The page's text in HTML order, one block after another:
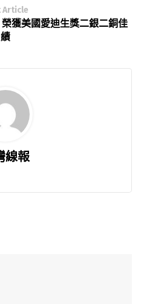
Article
獲美國愛迪生獎二銀二銅佳
績
線報